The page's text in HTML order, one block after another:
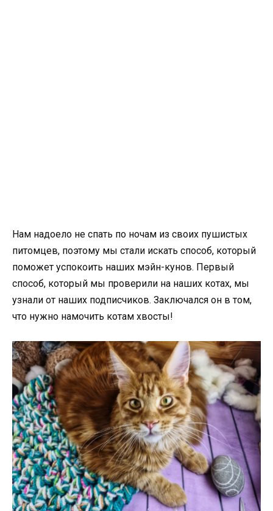
Нам надоело не спать по ночам из своих пушистых
питомцев, поэтому мы стали искать способ, который
поможет успокоить наших мэйн-кунов. Первый
способ, который мы проверили на наших котах, мы
узнали от наших подписчиков. Заключался он в том,
что нужно намочить котам хвосты!